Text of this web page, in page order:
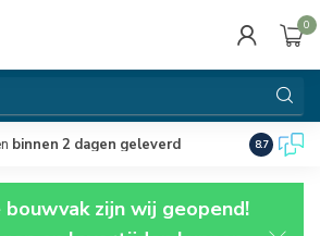
0
binnen 2 dagen geleverd 8.7
zijn wij geopend!